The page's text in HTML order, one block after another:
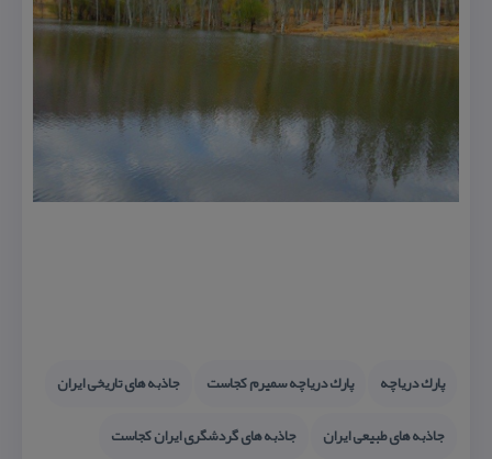
پارك دریاچه پارك دریاچه سمیرم كجاست
جاذبه های تاریخی ایران
جاذبه های طبیعی ایران
جاذبه های گردشگری ایران كجاست